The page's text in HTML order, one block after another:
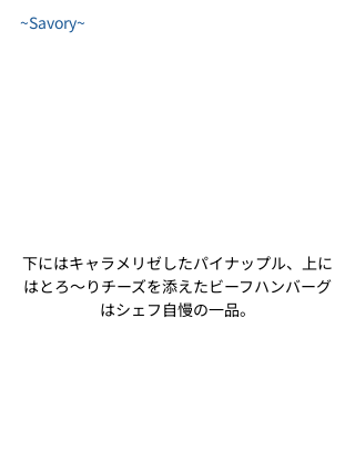
~Savory~
下にはキャラメリゼしたパイナップル、上に
はとろ〜りチーズを添えたビーフハンバーグ
はシェフ自慢の一品。